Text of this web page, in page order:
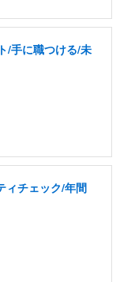
/手に職つける/未
ィチェック/年間